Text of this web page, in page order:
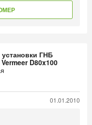
ГНБ
D80x100
01.01.2010